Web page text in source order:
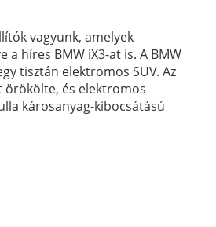
vagyunk, amelyek
híres BMW iX3-at is. A BMW
tisztán elektromos SUV. Az
és elektromos
károsanyag-kibocsátású